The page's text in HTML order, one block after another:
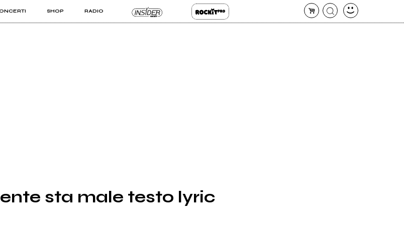
SHOP RADIO
sta male testo lyric